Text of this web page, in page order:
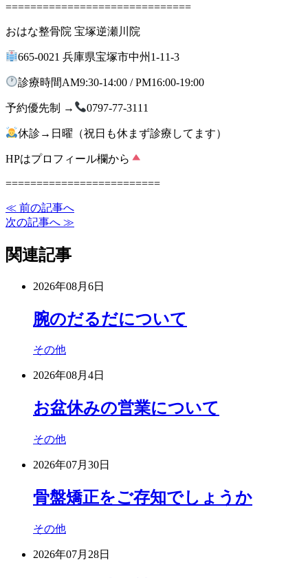
==============================
おはな整骨院 宝塚逆瀬川院
665-0021 兵庫県宝塚市中州1-11-3
診療時間AM9:30-14:00 / PM16:00-19:00
予約優先制 → 0797-77-3111
休診→日曜（祝日も休まず診療してます）
HPはプロフィール欄から
=========================
≪ 前の記事へ
次の記事へ ≫
関連記事
2026年08月6日
腕のだるだについて
その他
2026年08月4日
お盆休みの営業について
その他
2026年07月30日
骨盤矯正をご存知でしょうか
その他
2026年07月28日